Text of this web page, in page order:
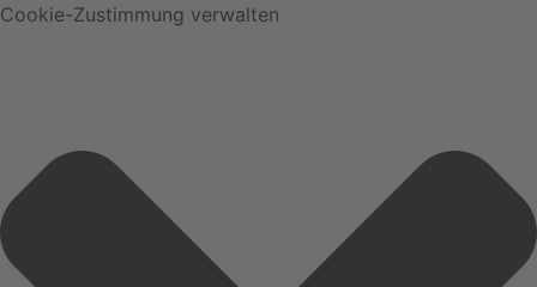
Cookie-Zustimmung verwalten